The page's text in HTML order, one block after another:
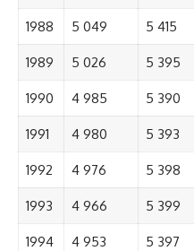
1988 5 049 5 415
1989 5 026 5 395
1990 4 985 5 390
1991 4 980 5 393
1992 4 976 5 398
1993 4 966 5 399
1994 4 953 5 397